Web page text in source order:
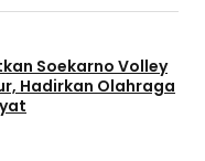
Soekarno Volley
Hadirkan Olahraga